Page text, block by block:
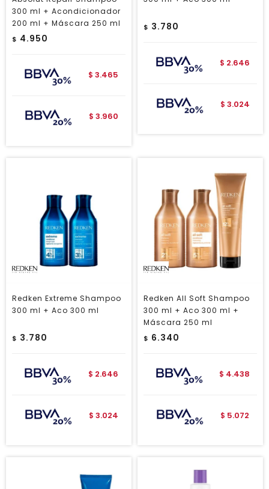
300 ml + Acondicionador
200 ml + Máscara 250 ml
$ 4.950
$ 3.465
$ 3.960
$ 3.780
$ 2.646
$ 3.024
Redken Extreme Shampoo
300 ml + Aco 300 ml
$ 3.780
$ 2.646
$ 3.024
Redken All Soft Shampoo
300 ml + Aco 300 ml +
Máscara 250 ml
$ 6.340
$ 4.438
$ 5.072